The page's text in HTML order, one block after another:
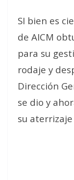
SI bien es
de AICM
para su
rodaje y
Dirección
se dio y
su